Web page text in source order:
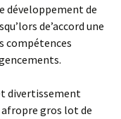
développement de
de’accord une
compétences
divertissement
afropre gros lot de